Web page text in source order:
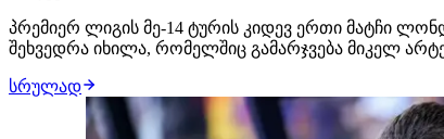
პრემიერ ლიგის მე-14 ტურის კიდევ ერთი მატჩი
შეხვედრა იხილა, რომელშიც გამარჯვება მიკელ
სრულად